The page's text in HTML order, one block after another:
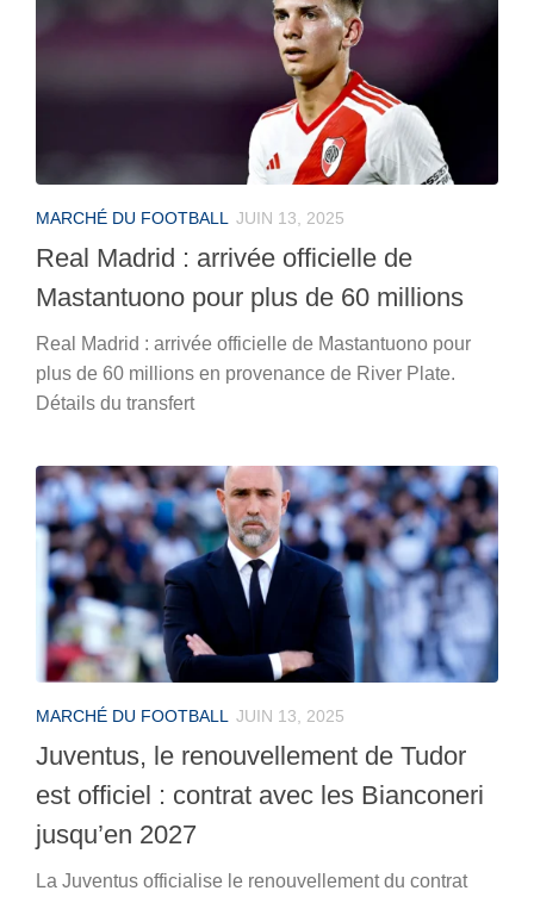
MARCHÉ DU FOOTBALL JUIN 13, 2025
Real Madrid : arrivée officielle de
Mastantuono pour plus de 60 millions
Real Madrid : arrivée officielle de Mastantuono pour
plus de 60 millions en provenance de River Plate.
Détails du transfert
MARCHÉ DU FOOTBALL JUIN 13, 2025
Juventus, le renouvellement de Tudor
est officiel : contrat avec les Bianconeri
jusqu’en 2027
La Juventus officialise le renouvellement du contrat